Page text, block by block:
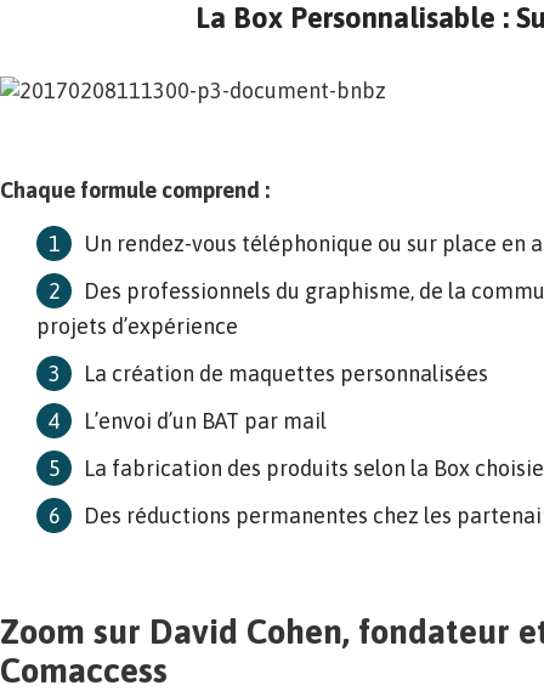
La Box Personnalisable :
Chaque formule comprend :
Un rendez-vous téléphonique ou sur place en
Des professionnels du graphisme, de la
projets d’expérience
La création de maquettes personnalisées
L’envoi d’un BAT par mail
La fabrication des produits selon la Box choisie
Des réductions permanentes chez les
Zoom sur David Cohen, fondateur
Comaccess